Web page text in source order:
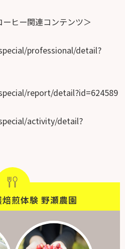
ヒー関連コンテンツ＞
professional/detail?
report/detail?id=624589
activity/detail?
煎体験 野瀬農園